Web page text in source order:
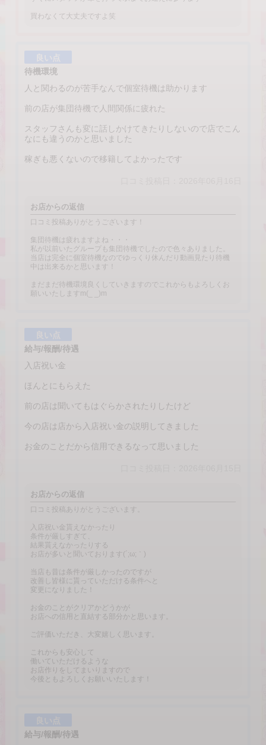
買わなくて大丈夫ですよ笑
良い点
待機環境
人と関わるのが苦手なんで個室待機は助かります
前の店が集団待機で人間関係に疲れた
スタッフさんも変に話しかけてきたりしないので店でこん
なにも違うのかと思いました
稼ぎも悪くないので移籍してよかったです
お店からの返信
口コミ投稿ありがとうございます！
集団待機は疲れますよね・・・
私が以前いたグループも集団待機でしたので色々ありました。
当店は完全に個室待機なのでゆっくり休んだり動画見たり待機
中は出来るかと思います！
まだまだ待機環境良くしていきますのでこれからもよろしくお
願いいたしますm(_ _)m
給与/報酬/待遇
入店祝い金
ほんとにもらえた
前の店は聞いてもはぐらかされたりしたけど
今の店は店から入店祝い金の説明してきました
お金のことだから信用できるなって思いました
お店からの返信
口コミ投稿ありがとうございます。
入店祝い金貰えなかったり
条件が厳しすぎて、
結果貰えなかったりする
お店が多いと聞いております(´;ω;｀)
当店も昔は条件が厳しかったのですが
改善し皆様に貰っていただける条件へと
変更になりました！
お金のことがクリアかどうかが
お店への信用と直結する部分かと思います。
ご評価いただき、大変嬉しく思います。
これからも安心して
働いていただけるような
お店作りをしてまいりますので
今後ともよろしくお願いいたします！
給与/報酬/待遇